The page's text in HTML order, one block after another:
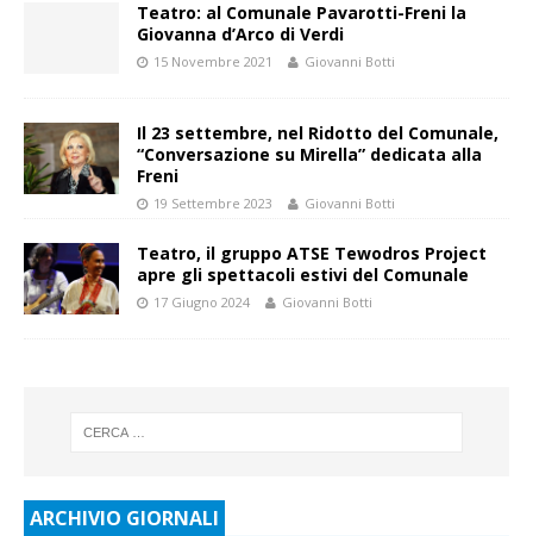
Teatro: al Comunale Pavarotti-Freni la
Giovanna d’Arco di Verdi
15 Novembre 2021 Giovanni Botti
Il 23 settembre, nel Ridotto del Comunale,
“Conversazione su Mirella” dedicata alla
Freni
19 Settembre 2023 Giovanni Botti
Teatro, il gruppo ATSE Tewodros Project
apre gli spettacoli estivi del Comunale
17 Giugno 2024 Giovanni Botti
ARCHIVIO GIORNALI